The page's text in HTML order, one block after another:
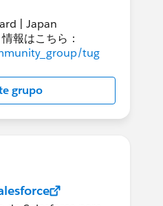
| Japan
報はこちら：
tug
grupo